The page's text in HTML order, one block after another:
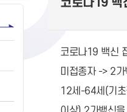
코로나19 백신
미접종자 -> 2
12세-64세(기